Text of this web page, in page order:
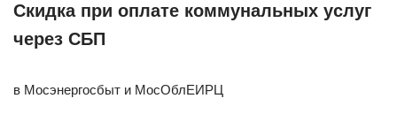
Скидка при оплате коммунальных услуг
через СБП
в Мосэнергосбыт и МосОблЕИРЦ